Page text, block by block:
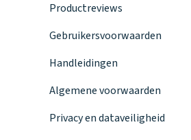
Productreviews
Gebruikersvoorwaarden
Handleidingen
Algemene voorwaarden
Privacy en dataveiligheid